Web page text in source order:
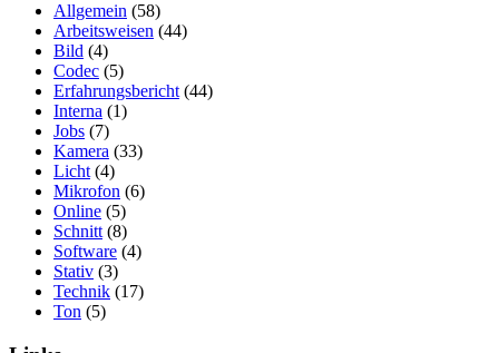
Allgemein (58)
Arbeitsweisen (44)
Bild (4)
Codec (5)
Erfahrungsbericht (44)
Interna (1)
Jobs (7)
Kamera (33)
Licht (4)
Mikrofon (6)
Online (5)
Schnitt (8)
Software (4)
Stativ (3)
Technik (17)
Ton (5)